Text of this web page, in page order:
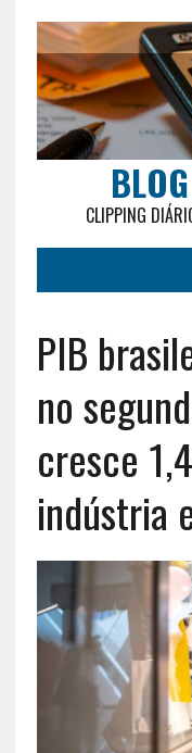
CLIPPING
PIB
no
cresce
indústria